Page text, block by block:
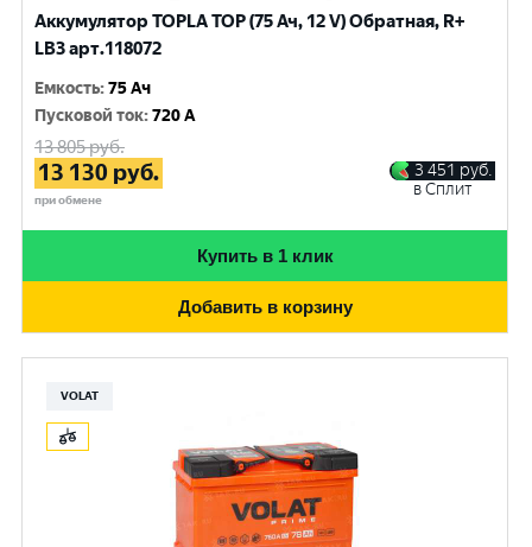
Аккумулятор TOPLA TOP (75 Ач, 12 V) Обратная, R+
LB3 арт.118072
Емкость:75 Ач
Пусковой ток:720 A
13 805руб.
13 130 руб.
при обмене
3 451 руб.
в Сплит
Купить в 1 клик
Добавить в корзину
VOLAT